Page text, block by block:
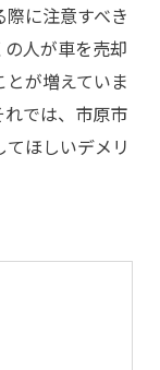
に注意すべき
人が車を売却
が増えていま
では、市原市
ほしいデメリ